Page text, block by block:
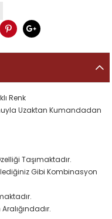
Renk
Uzaktan Kumandadan
Özelliği Taşımaktadır.
Gibi Kombinasyon